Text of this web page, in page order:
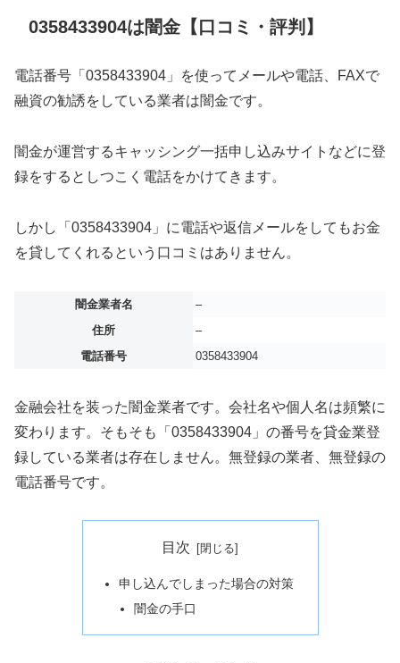
0358433904は闇金【口コミ・評判】
電話番号「0358433904」を使ってメールや電話、FAXで
融資の勧誘をしている業者は闇金です。
闇金が運営するキャッシング一括申し込みサイトなどに登
録をするとしつこく電話をかけてきます。
しかし「0358433904」に電話や返信メールをしてもお金
を貸してくれるという口コミはありません。
闇金業者名
–
住所
–
電話番号
0358433904
金融会社を装った闇金業者です。会社名や個人名は頻繁に
変わります。そもそも「0358433904」の番号を貸金業登
録している業者は存在しません。無登録の業者、無登録の
電話番号です。
目次
申し込んでしまった場合の対策
闇金の手口